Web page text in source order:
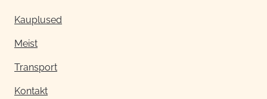
Kauplused
Meist
Transport
Kontakt